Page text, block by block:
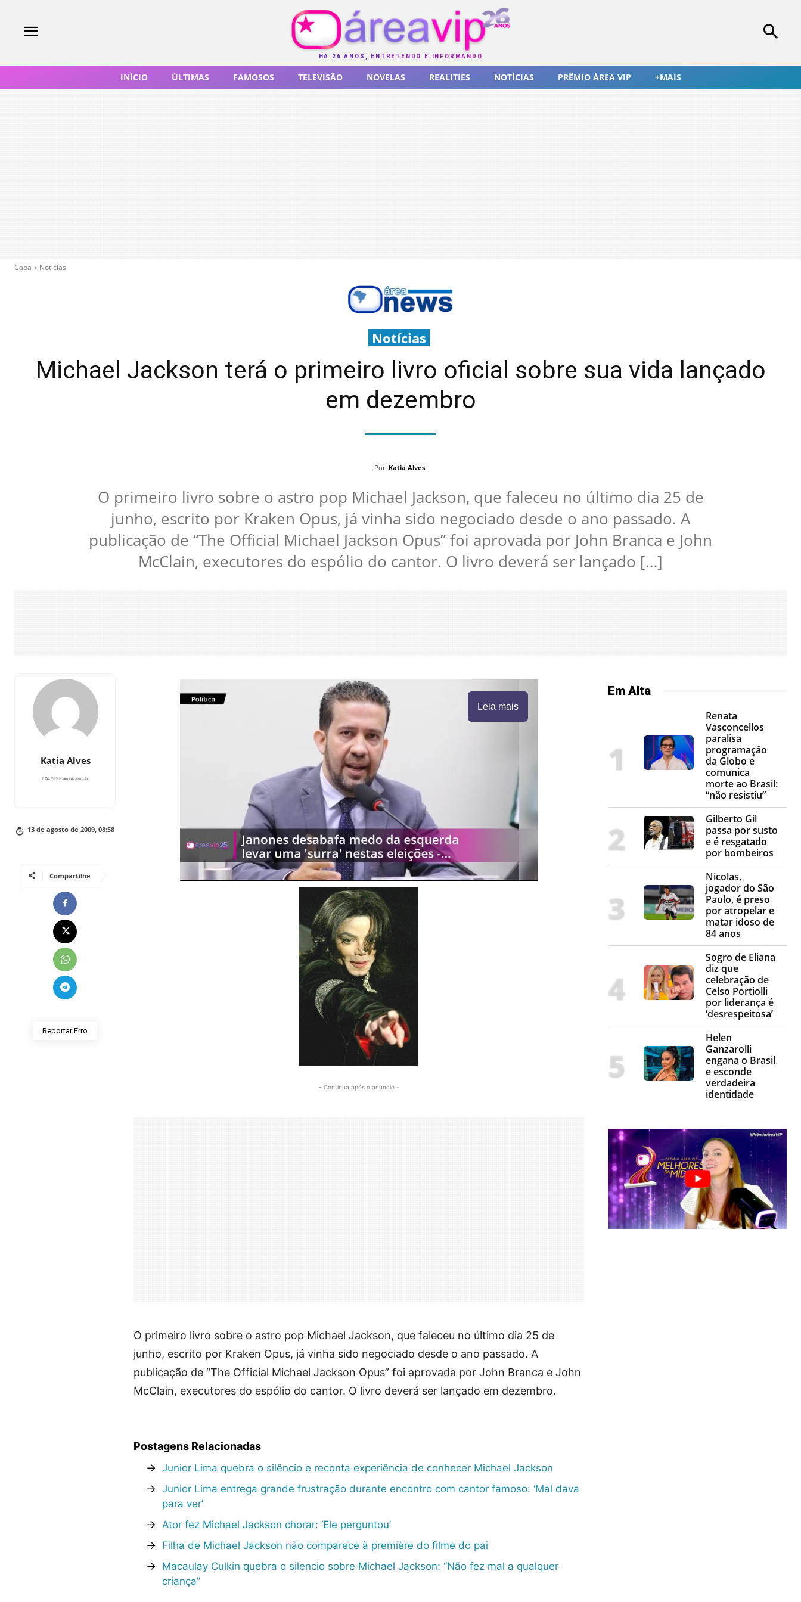
HÁ 26 ANOS, ENTRETENDO E INFORMANDO
INÍCIO ÚLTIMAS FAMOSOS TELEVISÃO NOVELAS REALITIES NOTÍCIAS PRÊMIO ÁREA VIP +MAIS
Capa Notícias
Notícias
Michael Jackson terá o primeiro livro oficial sobre sua vida lançado
em dezembro
Por: Katia Alves
O primeiro livro sobre o astro pop Michael Jackson, que faleceu no último dia 25 de
junho, escrito por Kraken Opus, já vinha sido negociado desde o ano passado. A
publicação de “The Official Michael Jackson Opus” foi aprovada por John Branca e John
McClain, executores do espólio do cantor. O livro deverá ser lançado […]
Katia Alves
http://www.areavip.com.br
13 de agosto de 2009, 08:58
Compartilhe
Reportar Erro
Leia mais
- Continua após o anúncio -
O primeiro livro sobre o astro pop Michael Jackson, que faleceu no último dia 25 de
junho, escrito por Kraken Opus, já vinha sido negociado desde o ano passado. A
publicação de “The Official Michael Jackson Opus” foi aprovada por John Branca e John
McClain, executores do espólio do cantor. O livro deverá ser lançado em dezembro.
Postagens Relacionadas
→ Junior Lima quebra o silêncio e reconta experiência de conhecer Michael Jackson
→ Junior Lima entrega grande frustração durante encontro com cantor famoso: ‘Mal dava
para ver’
→ Ator fez Michael Jackson chorar: ‘Ele perguntou’
→ Filha de Michael Jackson não comparece à première do filme do pai
→ Macaulay Culkin quebra o silencio sobre Michael Jackson: “Não fez mal a qualquer
criança”
Em Alta
Renata
Vasconcellos
paralisa
programação
da Globo e
comunica
morte ao Brasil:
“não resistiu”
Gilberto Gil
passa por susto
e é resgatado
por bombeiros
Nicolas,
jogador do São
Paulo, é preso
por atropelar e
matar idoso de
84 anos
Sogro de Eliana
diz que
celebração de
Celso Portiolli
por liderança é
‘desrespeitosa’
Helen
Ganzarolli
engana o Brasil
e esconde
verdadeira
identidade